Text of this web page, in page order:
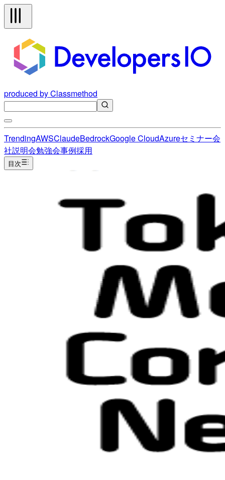
produced by Classmethod
TrendingAWSClaudeBedrockGoogle CloudAzureセミナー会
社説明会勉強会事例採用
目次